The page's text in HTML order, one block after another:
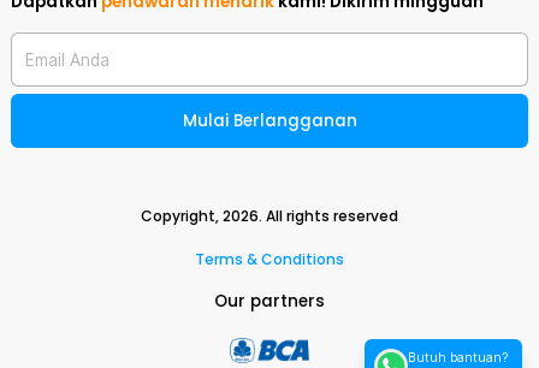
Email Anda
Mulai Berlangganan
Copyright,2026. All rights reserved
Terms & Conditions
Our partners
Butuh bantuan?